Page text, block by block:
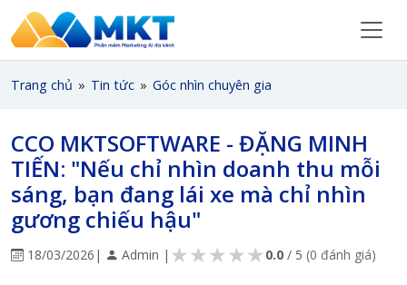
Trang chủ » Tin tức » Góc nhìn chuyên gia
CCO MKTSOFTWARE - ĐẶNG MINH
TIẾN: "Nếu chỉ nhìn doanh thu mỗi
sáng, bạn đang lái xe mà chỉ nhìn
gương chiếu hậu"
18/03/2026 | Admin | ★
★
★
★
★ 0.0 / 5 (0 đánh giá)